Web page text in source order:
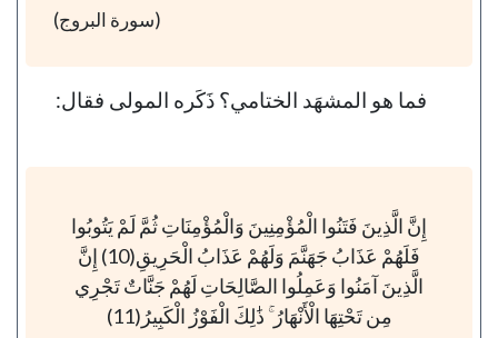
(سورة البروج)
فما هو المشهَد الختامي؟ ذَكَره المولى فقال:
إِنَّ الَّذِينَ فَتَنُوا الْمُؤْمِنِينَ وَالْمُؤْمِنَاتِ ثُمَّ لَمْ يَتُوبُوا
فَلَهُمْ عَذَابُ جَهَنَّمَ وَلَهُمْ عَذَابُ الْحَرِيقِ(10) إِنَّ
الَّذِينَ آمَنُوا وَعَمِلُوا الصَّالِحَاتِ لَهُمْ جَنَّاتٌ تَجْرِي
مِن تَحْتِهَا الْأَنْهَارُ ۚ ذَٰلِكَ الْفَوْزُ الْكَبِيرُ(11)